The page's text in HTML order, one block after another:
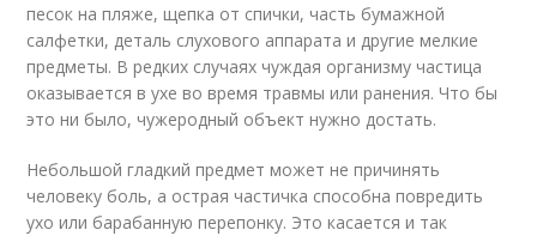
песок на пляже, щепка от спички, часть бумажной
салфетки, деталь слухового аппарата и другие мелкие
предметы. В редких случаях чуждая организму частица
оказывается в ухе во время травмы или ранения. Что бы
это ни было, чужеродный объект нужно достать.
Небольшой гладкий предмет может не причинять
человеку боль, а острая частичка способна повредить
ухо или барабанную перепонку. Это касается и так